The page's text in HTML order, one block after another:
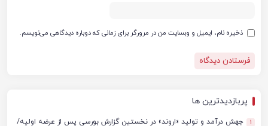
ذخیره نام، ایمیل و وبسایت من در مرورگر برای زمانی که دوباره دیدگاهی می‌نویسم.
پربازدیدترین ها
1 جهش درآمد و تولید «اروند» در نخستین گزارش بورسی پس از عرضه اولیه/